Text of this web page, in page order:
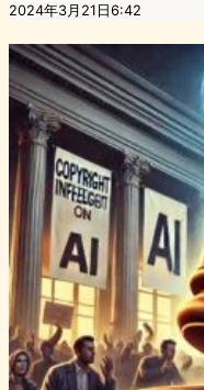
2024年3月21日6:42